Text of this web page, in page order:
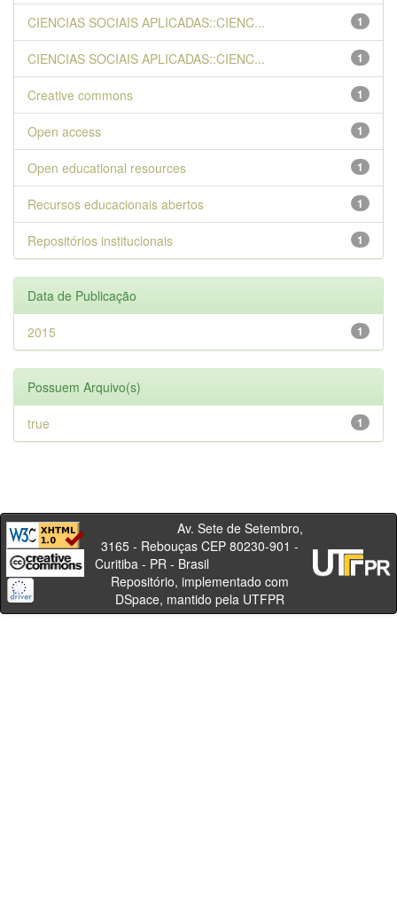
1
CIENCIAS SOCIAIS APLICADAS::CIENC...
1
CIENCIAS SOCIAIS APLICADAS::CIENC...
1
Creative commons
1
Open access
1
Open educational resources
1
Recursos educacionais abertos
1
Repositórios institucionais
Data de Publicação
1
2015
Possuem Arquivo(s)
1
true
Av. Sete de Setembro,
3165 - Rebouças CEP 80230-901 -
Curitiba - PR - Brasil
Repositório, implementado com
DSpace, mantido pela UTFPR